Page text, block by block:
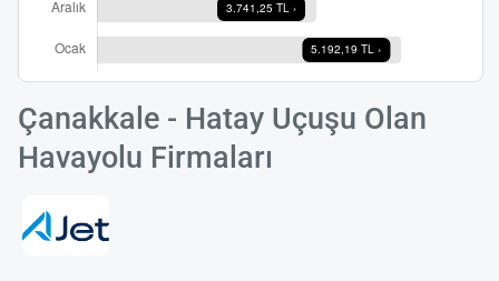
Çanakkale - Hatay Uçuşu Olan
Havayolu Firmaları